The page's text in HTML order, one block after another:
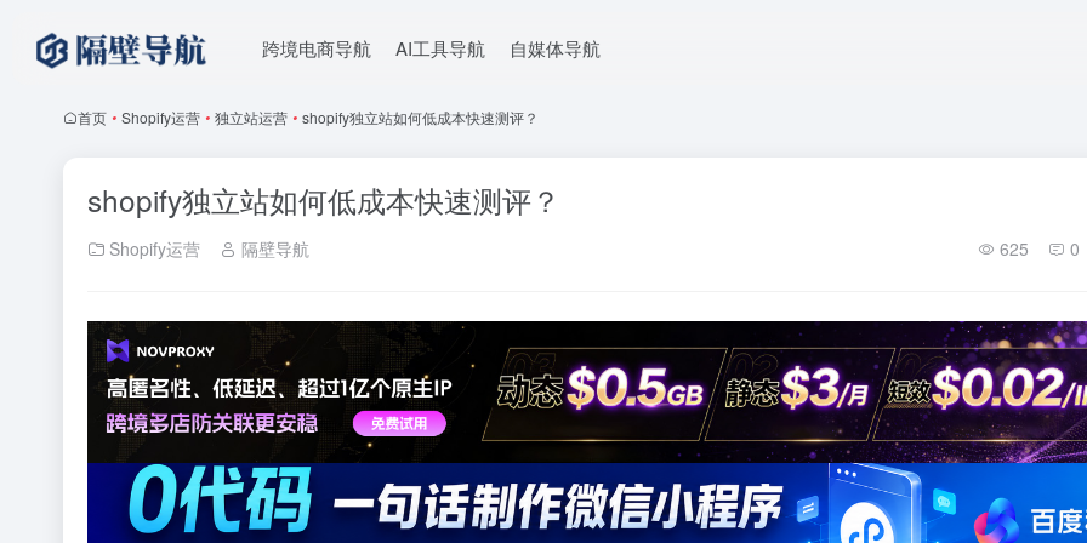
跨境电商导航 AI工具导航 自媒体导航
首页 • Shopify运营 • 独立站运营 • shopify独立站如何低成本快速测评？
shopify独立站如何低成本快速测评？
Shopify运营 隔壁导航 625 0